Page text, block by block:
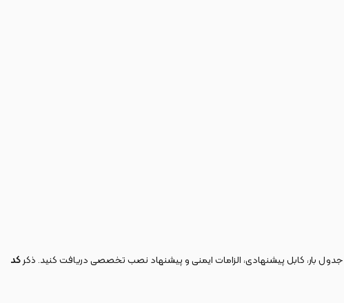
جدول بار، کابل پیشنهادی، الزامات ایمنی و پیشنهاد نصب تخصصی دریافت کنید. ذکرکد